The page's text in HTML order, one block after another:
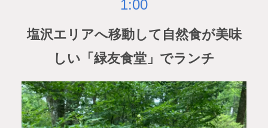
塩沢エリアへ移動して自然食が美味
しい「緑友食堂」でランチ